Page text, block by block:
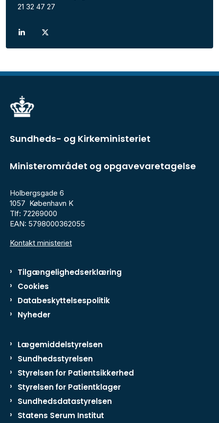
21 32 47 27
Sundheds- og Kirkeministeriet
Ministerområdet og opgavevaretagelse
Holbergsgade 6
1057 København K
Tlf: 72269000
EAN: 5798000362055
Kontakt ministeriet
Tilgængelighedserklæring
Cookies
Databeskyttelsespolitik
Nyheder
Lægemiddelstyrelsen
Sundhedsstyrelsen
Styrelsen for Patientsikkerhed
Styrelsen for Patientklager
Sundhedsdatastyrelsen
Statens Serum Institut